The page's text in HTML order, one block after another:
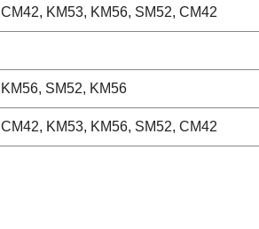
CM42, KM53, KM56, SM52, CM42
KM56, SM52, KM56
CM42, KM53, KM56, SM52, CM42